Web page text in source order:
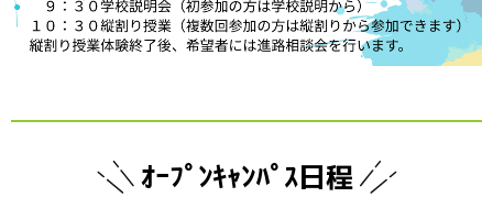
ｵｰﾌﾟﾝｷｬﾝﾊﾟｽ日程